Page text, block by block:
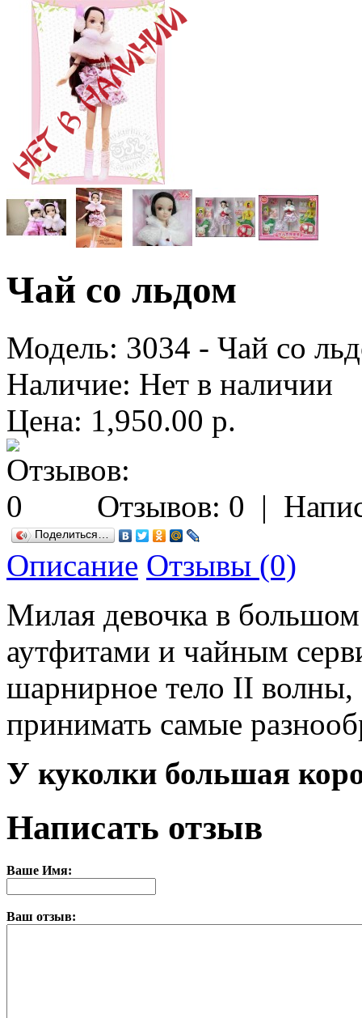
Чай со льдом
Модель: 3034 - Чай со
Наличие: Нет в наличии
Цена: 1,950.00 р.
Отзывов: 0 |
Поделиться…
Описание Отзывы (0)
Милая девочка в
аутфитами и чайным
шарнирное тело II волны,
принимать самые
У куколки большая
Написать отзыв
Ваше Имя:
Ваш отзыв: